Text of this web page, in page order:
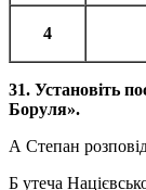
4
31. Установіть
Боруля».
А Степан
Б утеча